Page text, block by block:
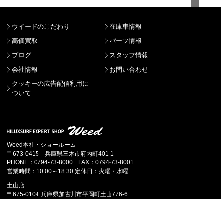
ウイードのこだわり
在庫車情報
高価買取
パーツ情報
ブログ
スタッフ情報
会社情報
お問い合わせ
クッキーの広告配信利用に
ついて
Weed本社・ショールーム
〒673-0415 兵庫県三木市府内町401-1
PHONE：0794-73-8000 FAX：0794-73-8001
営業時間：10:00～18:30 定休日：火曜・水曜
土山店
〒675-0104 兵庫県加古川市平岡町土山776-6